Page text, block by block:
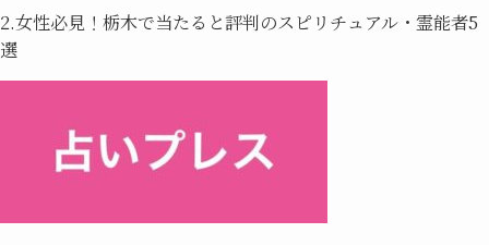
2.女性必見！栃木で当たると評判のスピリチュアル・霊能者5
選